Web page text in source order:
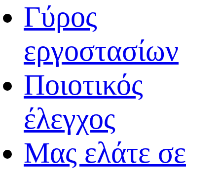
Γύρος
εργοστασίων
Ποιοτικός
έλεγχος
Μας ελάτε σε